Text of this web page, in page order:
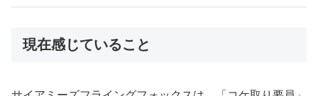
現在感じていること